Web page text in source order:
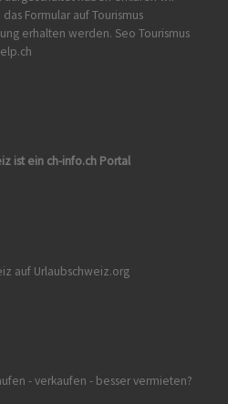
Formular aufTourismus
erhalten werden. Seo Tourismus
ist ein ch-info.ch Portal
auf Urlaubschweiz.org
- verkaufen - besser vermieten?